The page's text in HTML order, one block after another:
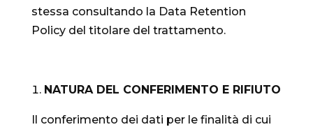
stessa consultando la Data Retention
Policy del titolare del trattamento.
NATURA DEL CONFERIMENTO E RIFIUTO
Il conferimento dei dati per le finalità di cui